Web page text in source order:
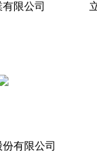
限公司
有限公司